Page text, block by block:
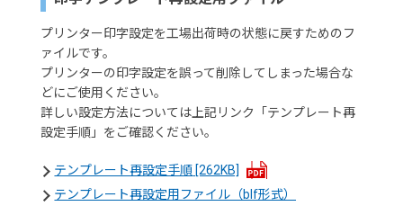
プリンター印字設定を工場出荷時の状態に戻すためのフ
ァイルです。
プリンターの印字設定を誤って削除してしまった場合な
どにご使用ください。
詳しい設定方法については上記リンク「テンプレート再
設定手順」をご確認ください。
テンプレート再設定手順 [262KB]
テンプレート再設定用ファイル（blf形式）